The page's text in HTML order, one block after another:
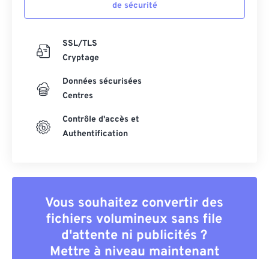
de sécurité
SSL/TLS
Cryptage
Données sécurisées
Centres
Contrôle d'accès et
Authentification
Vous souhaitez convertir des
fichiers volumineux sans file
d'attente ni publicités ?
Mettre à niveau maintenant